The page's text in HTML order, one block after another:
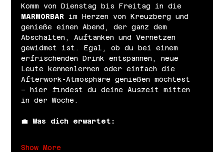
Komm von Dienstag bis Freitag in die
MARMORBAR im Herzen von Kreuzberg und
genieße einen Abend, der ganz dem
Abschalten, Auftanken und Vernetzen
gewidmet ist. Egal, ob du bei einem
erfrischenden Drink entspannen, neue
Leute kennenlernen oder einfach die
Afterwork-Atmosphäre genießen möchtest
– hier findest du deine Auszeit mitten
in der Woche.
💼 Was dich erwartet:
Show More